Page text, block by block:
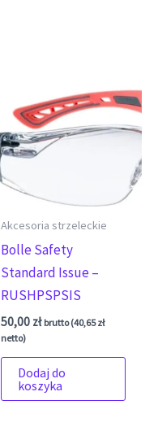
Akcesoria strzeleckie
Bolle Safety
Standard Issue –
RUSHPSPSIS
50,00 zł brutto (40,65zł
netto)
Dodaj do
koszyka